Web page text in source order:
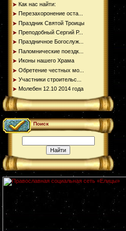
Как нас найти:
Перезахоронение оста...
Праздник Святой Троицы
Преподобный Сергий Р...
Праздничное Богослуж...
Паломнические поездк...
Иконы нашего Храма
Обретение честных мо...
Участники строительс...
Молебен 12.10 2014 года
Поиск